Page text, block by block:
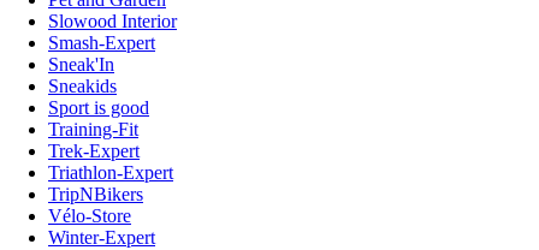
Slowood Interior
Smash-Expert
Sneak'In
Sneakids
Sport is good
Training-Fit
Trek-Expert
Triathlon-Expert
TripNBikers
Vélo-Store
Winter-Expert